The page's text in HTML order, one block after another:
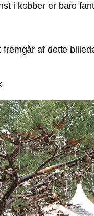
i kobber er bare
af dette